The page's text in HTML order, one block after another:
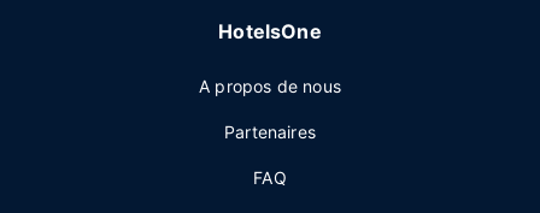
HotelsOne
A propos de nous
Partenaires
FAQ